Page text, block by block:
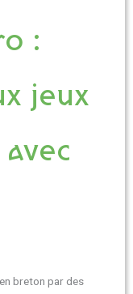
:
jeux
breton par des